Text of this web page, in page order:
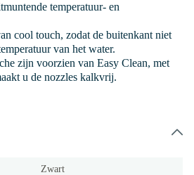
temperatuur- en
cool touch, zodat de buitenkant niet
van het water.
zijn voorzien van Easy Clean, met
u de nozzles kalkvrij.
Zwart